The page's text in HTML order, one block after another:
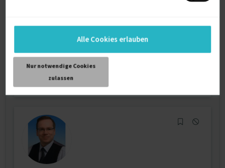
Alle Cookies erlauben
Nur notwendige Cookies
zulassen